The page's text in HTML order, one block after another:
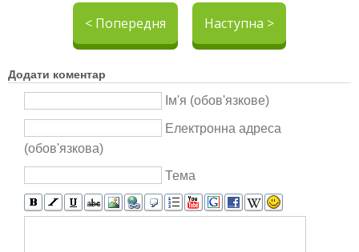
< Попередня Наступна >
Додати коментар
Ім'я (обов'язкове)
Електронна адреса
(обов'язкова)
Тема